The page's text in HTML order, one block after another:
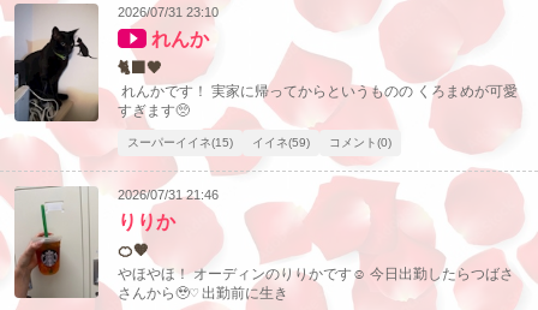
2026/07/31 23:10
れんか
🐈‍⬛🖤
れんかです！ 実家に帰ってからというものの くろまめが可愛
すぎます🥺
スーパーイイネ(15) イイネ(59) コメント(0)
2026/07/31 21:46
りりか
🍊🧡
やほやほ！ オーディンのりりかです☺︎ 今日出勤したらつばさ
さんから🥹♡ 出勤前に生き